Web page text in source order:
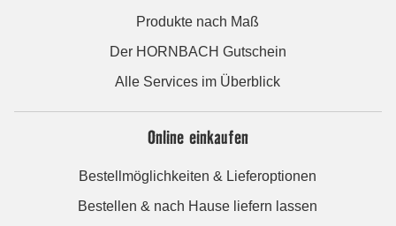
Produkte nach Maß
Der HORNBACH Gutschein
Alle Services im Überblick
Online einkaufen
Bestellmöglichkeiten & Lieferoptionen
Bestellen & nach Hause liefern lassen